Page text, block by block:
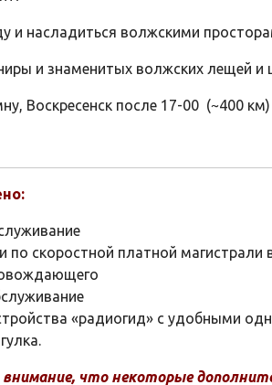
и насладиться волжскими
и знаменитых волжских лещей
Воскресенск после 17-00 (~400 км)
по скоростной платной магистрали
«радиогид» с удобными
что некоторые